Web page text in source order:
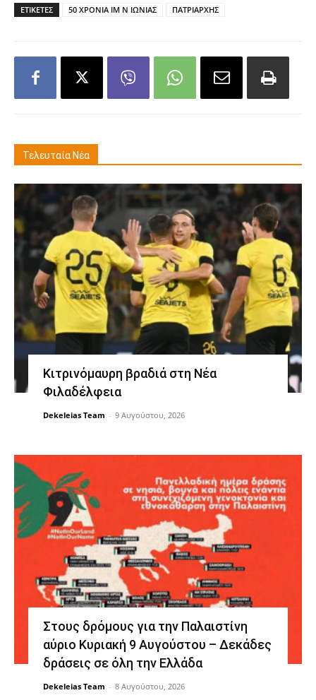
ΕΤΙΚΕΤΕΣ 50 ΧΡΟΝΙΑ ΙΜ Ν ΙΩΝΙΑΣ ΠΑΤΡΙΑΡΧΗΣ
Τελευταία Νέα
Κιτρινόμαυρη βραδιά στη Νέα
Φιλαδέλφεια
Dekeleias Team - 9 Αυγούστου, 2026
Στους δρόμους για την Παλαιστίνη
αύριο Κυριακή 9 Αυγούστου – Δεκάδες
δράσεις σε όλη την Ελλάδα
Dekeleias Team - 8 Αυγούστου, 2026